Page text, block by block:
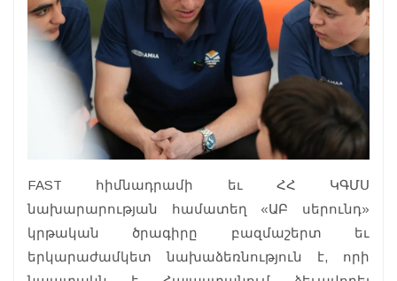
FAST հիմնադրամի եւ ՀՀ ԿԳՄՍ
նախարարության համատեղ «ԱԲ սերունդ»
կրթական ծրագիրը բազմաշերտ եւ
երկարաժամկետ նախաձեռնություն է, որի